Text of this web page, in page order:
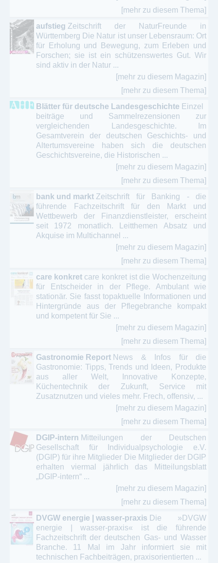
[mehr zu diesem Thema]
aufstieg Zeitschrift der NaturFreunde in
Württemberg Die Natur ist unser Lebensraum: Ort
für Erholung und Bewegung, zum Erleben und
Forschen; sie ist ein schützenswertes Gut. Wir
sind aktiv in der Natur ...
[mehr zu diesem Magazin]
[mehr zu diesem Thema]
Blätter für deutsche Landesgeschichte Einzel
beiträge und Sammelrezensionen zur
vergleichenden Landesgeschichte. Im
Gesamtverein der deutschen Geschichts- und
Altertumsvereine haben sich die deutschen
Geschichtsvereine, die Historischen ...
[mehr zu diesem Magazin]
[mehr zu diesem Thema]
bank und markt Zeitschrift für Banking - die
führende Fachzeitschrift für den Markt und
Wettbewerb der Finanzdienstleister, erscheint
seit 1972 monatlich. Leitthemen Absatz und
Akquise im Multichannel ...
[mehr zu diesem Magazin]
[mehr zu diesem Thema]
care konkret care konkret ist die Wochenzeitung
für Entscheider in der Pflege. Ambulant wie
stationär. Sie fasst topaktuelle Informationen und
Hintergründe aus der Pflegebranche kompakt
und kompetent für Sie ...
[mehr zu diesem Magazin]
[mehr zu diesem Thema]
Gastronomie Report News & Infos für die
Gastronomie: Tipps, Trends und Ideen, Produkte
aus aller Welt, Innovative Konzepte,
Küchentechnik der Zukunft, Service mit
Zusatznutzen und vieles mehr. Frech, offensiv, ...
[mehr zu diesem Magazin]
[mehr zu diesem Thema]
DGIP-intern Mitteilungen der Deutschen
Gesellschaft für Individualpsychologie e.V.
(DGIP) für ihre Mitglieder Die Mitglieder der DGIP
erhalten viermal jährlich das Mitteilungsblatt
„DGIP-intern“ ...
[mehr zu diesem Magazin]
[mehr zu diesem Thema]
DVGW energie | wasser-praxis Die »DVGW
energie | wasser-praxis« ist die führende
Fachzeitschrift der deutschen Gas- und Wasser
Branche. 11 Mal im Jahr informiert sie mit
technischen Fachbeiträgen, praxisorientierten ...